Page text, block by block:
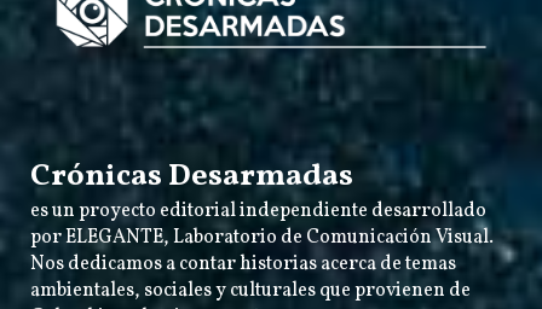
Crónicas Desarmadas
es un proyecto editorial independiente desarrollado
porELEGANTE, Laboratorio de Comunicación Visual.
Nos dedicamos a contar historias acerca de temas
ambientales, sociales y culturales que provienen de